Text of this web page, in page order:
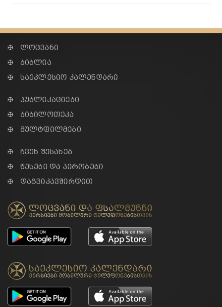
✠ ლოცვანი
✠ ბიბლია
✠ საეკლესიო კალენდარი
✠ პუბლიკაციები
✠ ბიბილოთეკა
✠ მულტფილმები
✠ ჩვენ შესახებ
✠ წესები და პირობები
✠ დაგვიკავშირდით